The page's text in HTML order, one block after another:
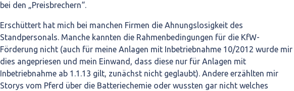
bei den „Preisbrechern“.
Erschüttert hat mich bei manchen Firmen die Ahnungslosigkeit des
Standpersonals. Manche kannten die Rahmenbedingungen für die KfW-
Förderung nicht (auch für meine Anlagen mit Inbetriebnahme 10/2012 wurde mir
dies angepriesen und mein Einwand, dass diese nur für Anlagen mit
Inbetriebnahme ab 1.1.13 gilt, zunächst nicht geglaubt). Andere erzählten mir
Storys vom Pferd über die Batteriechemie oder wussten gar nicht welches